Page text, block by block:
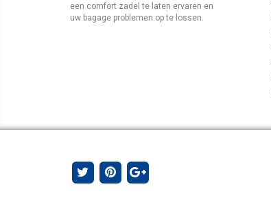
een comfort zadel te laten ervaren en
uw bagage problemen op te lossen.